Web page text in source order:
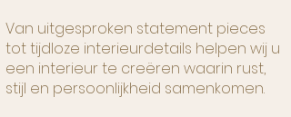
Van uitgesproken statement pieces
tot tijdloze interieurdetails helpen wij u
een interieur te creëren waarin rust,
stijl en persoonlijkheid samenkomen.